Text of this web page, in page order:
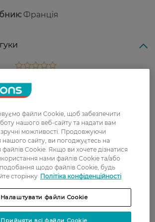
Франція
Нової пошти - 99 грн,
від 699 грн
- 79 грн, безкоштовна
- 599 грн
файли Cookie, щоб забезпечити
нашого веб-сайту та надати вам
можливості. Продовжуючи
нашого сайту, ви погоджуєтесь на
Cookie. Якщо ви хочете дізнатися
нами файлів Cookie та/або
щодо файлів Cookie, будь
сторінку Політіка конфіденційності
Налаштувати файли Cookie
Прийняти всі файли Cookie